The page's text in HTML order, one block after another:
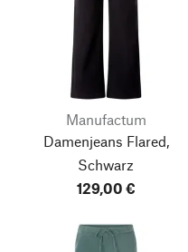
Manufactum
Damenjeans Flared,
Schwarz
129,00 €